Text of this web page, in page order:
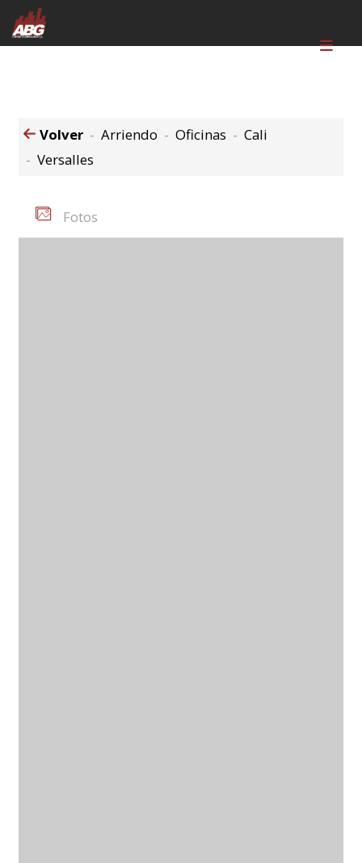
Volver Arriendo Oficinas
Cali
Versalles
Fotos